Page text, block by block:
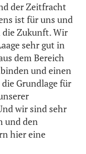
der Zeitfracht
ist für uns und
Zukunft. Wir
sehr gut in
dem Bereich
und einen
Grundlage für
wir sind sehr
und den
hier eine